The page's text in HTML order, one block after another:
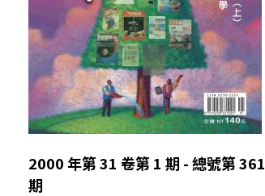
2000 年第 31 卷第 1 期 - 總號第 361
期